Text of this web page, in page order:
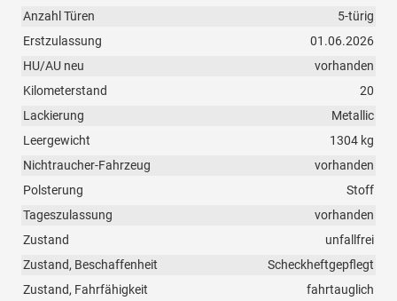
Anzahl Türen
5-türig
Erstzulassung
01.06.2026
HU/AU neu
vorhanden
Kilometerstand
20
Lackierung
Metallic
Leergewicht
1304 kg
Nichtraucher-Fahrzeug
vorhanden
Polsterung
Stoff
Tageszulassung
vorhanden
Zustand
unfallfrei
Zustand, Beschaffenheit
Scheckheftgepflegt
Zustand, Fahrfähigkeit
fahrtauglich